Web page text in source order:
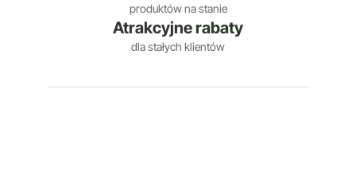
produktów na stanie
Atrakcyjnerabaty
dla stałych klientów